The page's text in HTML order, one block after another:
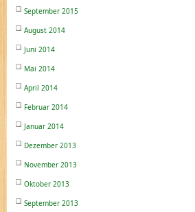
September 2015
August 2014
Juni 2014
Mai 2014
April 2014
Februar 2014
Januar 2014
Dezember 2013
November 2013
Oktober 2013
September 2013